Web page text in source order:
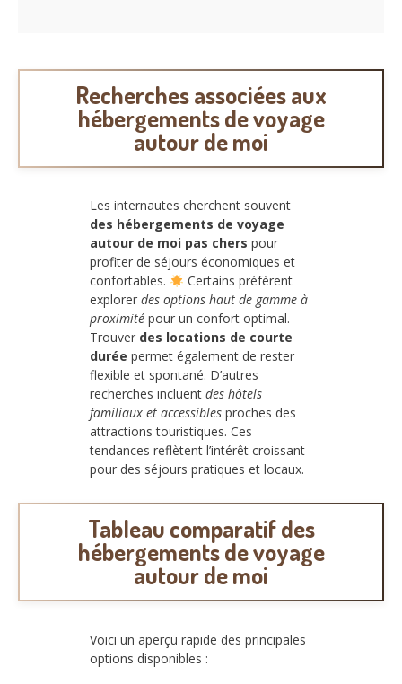
Recherches associées aux
hébergements de voyage
autour de moi
Les internautes cherchent souvent
des hébergements de voyage
autour de moi pas chers pour
profiter de séjours économiques et
confortables.
Certains préfèrent
explorer des options haut de gamme à
proximité pour un confort optimal.
Trouver des locations de courte
durée permet également de rester
flexible et spontané. D’autres
recherches incluent des hôtels
familiaux et accessibles proches des
attractions touristiques. Ces
tendances reflètent l’intérêt croissant
pour des séjours pratiques et locaux.
Tableau comparatif des
hébergements de voyage
autour de moi
Voici un aperçu rapide des principales
options disponibles :